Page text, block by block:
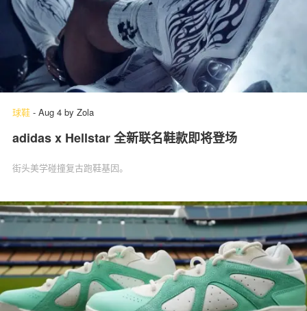
球鞋 - Aug 4 by Zola
adidas x Hellstar 全新联名鞋款即将登场
街头美学碰撞复古跑鞋基因。